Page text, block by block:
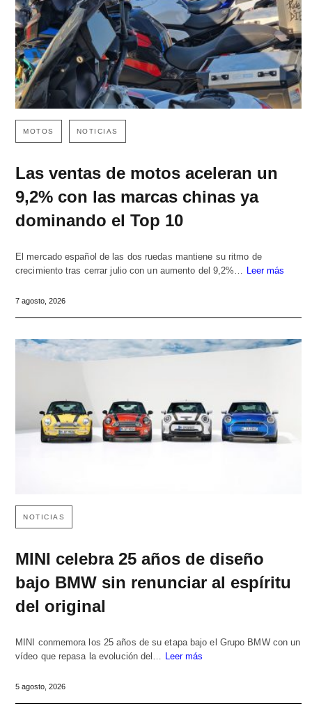
MOTOS NOTICIAS
Las ventas de motos aceleran un
9,2% con las marcas chinas ya
dominando el Top 10
El mercado español de las dos ruedas mantiene su ritmo de
crecimiento tras cerrar julio con un aumento del 9,2%… Leer más
7 agosto, 2026
NOTICIAS
MINI celebra 25 años de diseño
bajo BMW sin renunciar al espíritu
del original
MINI conmemora los 25 años de su etapa bajo el Grupo BMW con un
vídeo que repasa la evolución del… Leer más
5 agosto, 2026